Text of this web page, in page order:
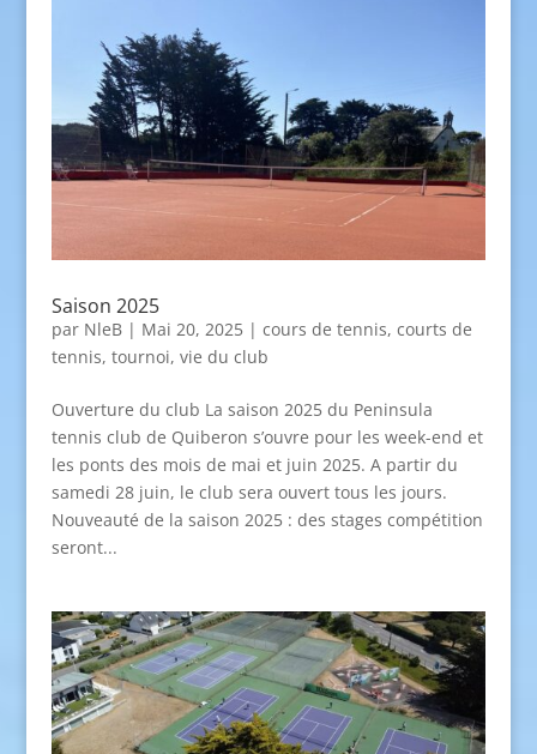
Saison 2025
par NleB| Mai 20, 2025| cours de tennis, courts de
tennis, tournoi, vie du club
Ouverture du club La saison 2025 du Peninsula
tennis club de Quiberon s’ouvre pour les week-end et
les ponts des mois de mai et juin 2025. A partir du
samedi 28 juin, le club sera ouvert tous les jours.
Nouveauté de la saison 2025 : des stages compétition
seront...